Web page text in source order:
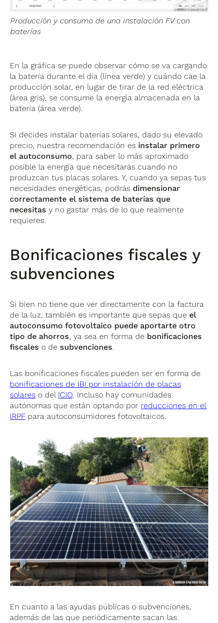
Producción y consumo de una instalación FV con
baterías
En la gráfica se puede observar cómo se va cargando
la batería durante el día (línea verde) y cuándo cae la
producción solar, en lugar de tirar de la red eléctrica
(área gris), se consume la energía almacenada en la
batería (área verde).
Si decides instalar baterías solares, dado su elevado
precio, nuestra recomendación es instalar primero
el autoconsumo, para saber lo más aproximado
posible la energía que necesitarás cuando no
produzcan tus placas solares. Y, cuando ya sepas tus
necesidades energéticas, podrás dimensionar
correctamente el sistema de baterías que
necesitas y no gastar más de lo que realmente
requieres.
Bonificaciones fiscales y
subvenciones
Si bien no tiene que ver directamente con la factura
de la luz, también es importante que sepas queel
autoconsumo fotovoltaico puede aportarte otro
tipo de ahorros, ya sea en forma de bonificaciones
fiscales o desubvenciones.
Las bonificaciones fiscales pueden ser en forma de
bonificaciones de IBI por instalación de placas
solares o del ICIO. Incluso hay comunidades
autónomas que están optando por reducciones en el
IRPF para autoconsumidores fotovoltaicos.
En cuanto a las ayudas públicas o subvenciones,
además de las que periódicamente sacan las